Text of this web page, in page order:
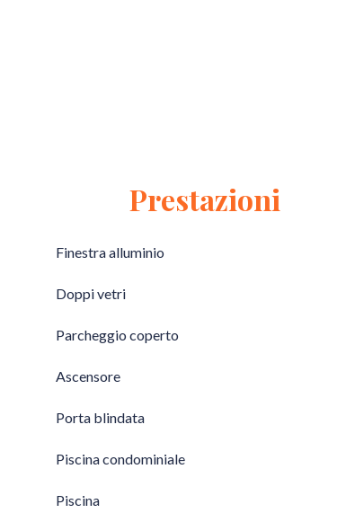
Prestazioni
Finestra alluminio
Doppi vetri
Parcheggio coperto
Ascensore
Porta blindata
Piscina condominiale
Piscina